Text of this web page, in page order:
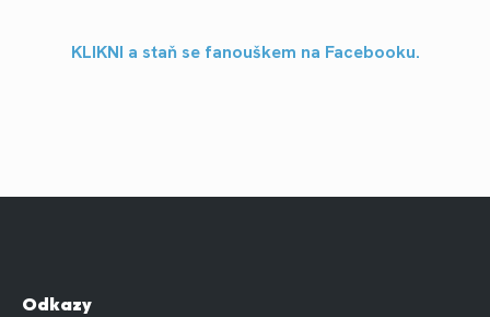
KLIKNI a staň se fanouškem na Facebooku.
Odkazy